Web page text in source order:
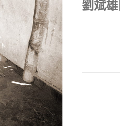
劉斌雄